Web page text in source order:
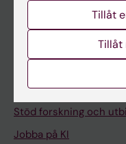
Medarbetarportalen
Universitetsbiblioteket
Stöd forskning och
Jobba på KI
Tillåt
Tillåt